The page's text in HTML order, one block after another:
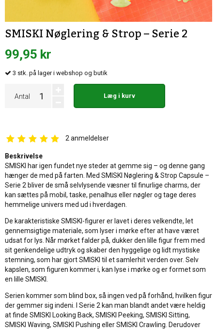
SMISKI Nøglering & Strop – Serie 2
99,95 kr
3 stk. på lager i webshop og butik
Antal Læg i kurv
2 anmeldelser
Beskrivelse
SMISKI har igen fundet nye steder at gemme sig – og denne gang
hænger de med på farten. Med SMISKI Nøglering & Strop Capsule –
Serie 2 bliver de små selvlysende væsner til finurlige charms, der
kan sættes på mobil, taske, penalhus eller nøgler og tage deres
hemmelige univers med ud i hverdagen.
De karakteristiske SMISKI-figurer er lavet i deres velkendte, let
gennemsigtige materiale, som lyser i mørke efter at have været
udsat for lys. Når mørket falder på, dukker den lille figur frem med
sit genkendelige udtryk og skaber den hyggelige og lidt mystiske
stemning, som har gjort SMISKI til et samlerhit verden over. Selv
kapslen, som figuren kommer i, kan lyse i mørke og er formet som
en lille SMISKI.
Serien kommer som blind box, så ingen ved på forhånd, hvilken figur
der gemmer sig indeni. I Serie 2 kan man blandt andet være heldig
at finde SMISKI Looking Back, SMISKI Peeking, SMISKI Sitting,
SMISKI Waving, SMISKI Pushing eller SMISKI Crawling. Derudover